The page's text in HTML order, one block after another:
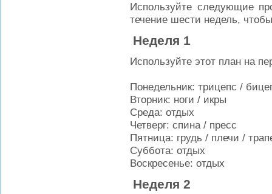
Используйте следующие
течение шести недель,
Неделя 1
Используйте этот план на
Понедельник: трицепс /
Вторник: ноги / икры
Среда: отдых
Четверг: спина / пресс
Пятница: грудь / плечи /
Суббота: отдых
Воскресенье: отдых
Неделя 2